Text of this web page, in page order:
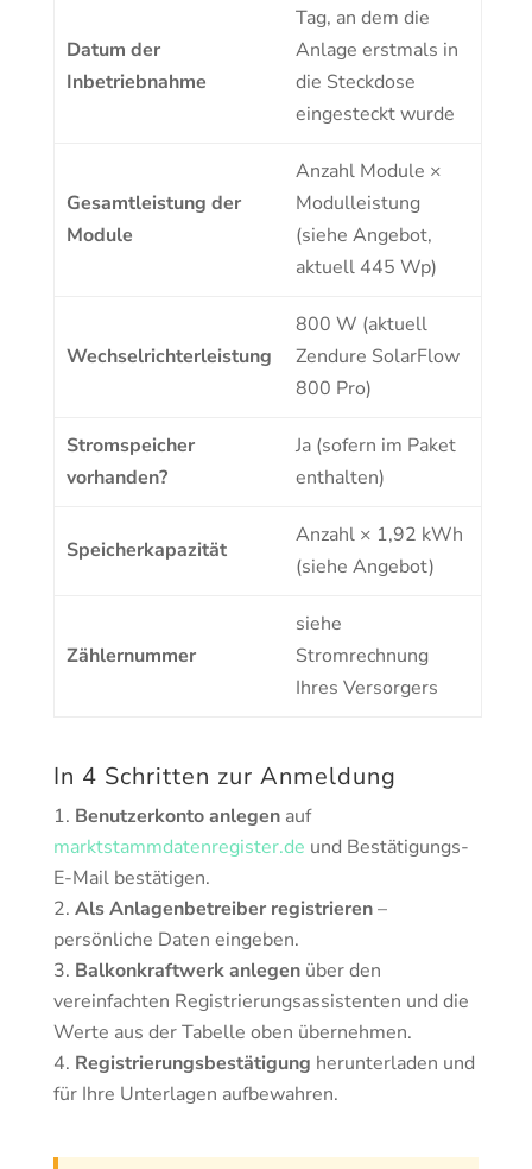
Datum der
Inbetriebnahme
Tag, an dem die
Anlage erstmals in
die Steckdose
eingesteckt wurde
Gesamtleistung der
Module
Anzahl Module ×
Modulleistung
(siehe Angebot,
aktuell 445 Wp)
Wechselrichterleistung
800 W (aktuell
Zendure SolarFlow
800 Pro)
Stromspeicher
vorhanden?
Ja (sofern im Paket
enthalten)
Speicherkapazität
Anzahl × 1,92 kWh
(siehe Angebot)
Zählernummer
siehe
Stromrechnung
Ihres Versorgers
In 4 Schritten zur Anmeldung
Benutzerkonto anlegenauf
marktstammdatenregister.de und Bestätigungs-
E-Mail bestätigen.
Als Anlagenbetreiber registrieren–
persönliche Daten eingeben.
Balkonkraftwerk anlegenüber den
vereinfachten Registrierungsassistenten und die
Werte aus der Tabelle oben übernehmen.
Registrierungsbestätigung herunterladen und
für Ihre Unterlagen aufbewahren.